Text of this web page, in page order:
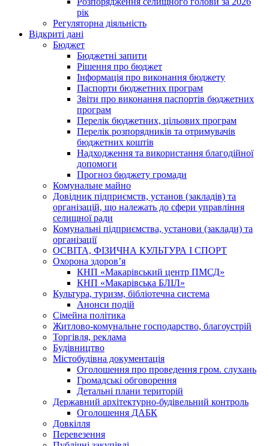
рік
Регуляторна діяльність
Відкриті дані
Бюджет
Бюджетні запити
Рішення про бюджет
Інформація про виконання бюджету
Паспорти бюджетних програм
Звіти про виконання паспортів бюджетних
програм
Перелік бюджетних, цільових програм
Перелік розпорядників та отримувачів
бюджетних коштів
Надходження та використання благодійної
допомоги
Прогноз бюджету громади
Комунальне майно
Довідник підприємств, установ (закладів) та
організацій, що належать до сфери управління
селищної ради
Комунальні підприємства, установи (заклади) та
організації
ОСВІТА, ФІЗИЧНА КУЛЬТУРА І СПОРТ
Охорона здоров’я
КНП «Макарівський центр ПМСД»
КНП «Макарівська БЛІЛ»
Культура, туризм, бібліотечна система
Анонси подій
Сімейна політика
Житлово-комунальне господарство, благоустрій
Торгівля, реклама
Будівництво
Містобудівна документація
Оголошення про проведення гром. слухань
Громадські обговорення
Детальні плани територій
Державний архітектурно-будівельний контроль
Оголошення ДАБК
Довкілля
Перевезення